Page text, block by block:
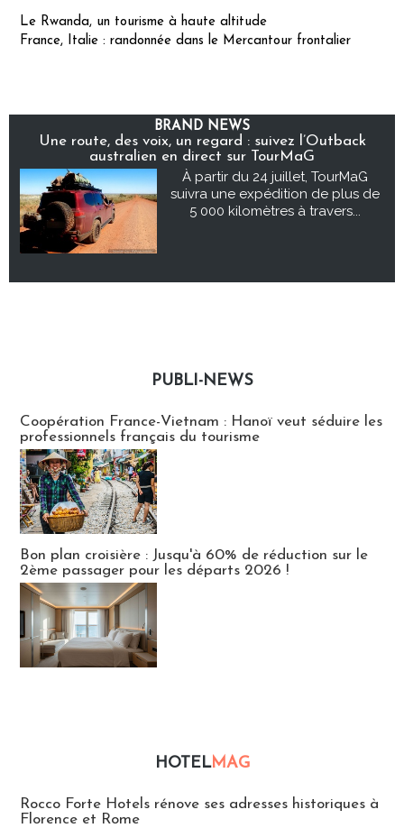
Le Rwanda, un tourisme à haute altitude
France, Italie : randonnée dans le Mercantour frontalier
BRAND NEWS
Une route, des voix, un regard : suivez l’Outback
australien en direct sur TourMaG
À partir du 24 juillet, TourMaG
suivra une expédition de plus de
5 000 kilomètres à travers...
PUBLI-NEWS
Coopération France-Vietnam : Hanoï veut séduire les
professionnels français du tourisme
Bon plan croisière : Jusqu'à 60% de réduction sur le
2ème passager pour les départs 2026 !
HOTELMAG
Rocco Forte Hotels rénove ses adresses historiques à
Florence et Rome